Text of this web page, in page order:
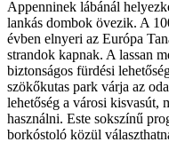
Appenninek lábánál
lankás dombok övezik. A
évben elnyeri az Európa
strandok kapnak. A lassan
biztonságos fürdési
szökőkutas park várja az
lehetőség a városi kisvasút,
használni. Este sokszínű
borkóstoló közül